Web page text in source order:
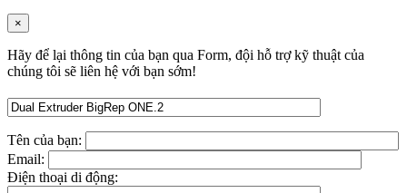
×
Hãy để lại thông tin của bạn qua Form, đội hỗ trợ kỹ thuật của
chúng tôi sẽ liên hệ với bạn sớm!
Tên của bạn:
Email:
Điện thoại di động: